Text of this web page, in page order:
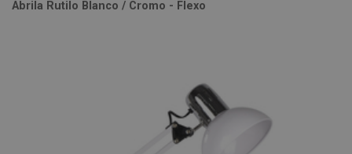
Abrila Rutilo Blanco / Cromo - Flexo